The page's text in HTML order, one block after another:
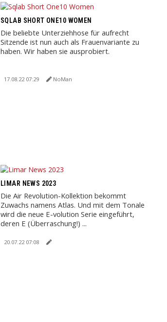
SQLAB SHORT ONE10 WOMEN
Die beliebte Unterziehhose für aufrecht
Sitzende ist nun auch als Frauenvariante zu
haben. Wir haben sie ausprobiert.
17.08.22 07:29 NoMan
LIMAR NEWS 2023
Die Air Revolution-Kollektion bekommt
Zuwachs namens Atlas. Und mit dem Tonale
wird die neue E-volution Serie eingeführt,
deren E (Überraschung!) ...
20.07.22 07:08